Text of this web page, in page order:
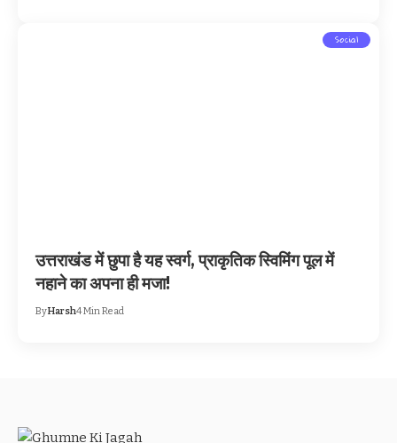
Social
उत्तराखंड में छुपा है यह स्वर्ग, प्राकृतिक स्विमिंग पूल में
नहाने का अपना ही मजा!
ByHarsh4 Min Read